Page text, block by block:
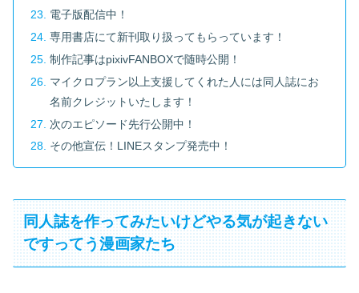
電子版配信中！
専用書店にて新刊取り扱ってもらっています！
制作記事はpixivFANBOXで随時公開！
マイクロプラン以上支援してくれた人には同人誌にお
名前クレジットいたします！
次のエピソード先行公開中！
その他宣伝！LINEスタンプ発売中！
同人誌を作ってみたいけどやる気が起きない
ですってう漫画家たち